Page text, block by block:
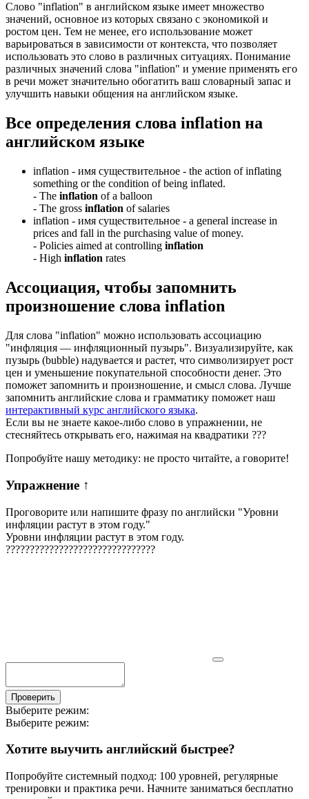
Слово "inflation" в английском языке имеет множество
значений, основное из которых связано с экономикой и
ростом цен. Тем не менее, его использование может
варьироваться в зависимости от контекста, что позволяет
использовать это слово в различных ситуациях. Понимание
различных значений слова "inflation" и умение применять его
в речи может значительно обогатить ваш словарный запас и
улучшить навыки общения на английском языке.
Все определения слова inflation на
английском языке
inflation - имя существительное - the action of inflating
something or the condition of being inflated.
- The inflation of a balloon
- The gross inflation of salaries
inflation - имя существительное - a general increase in
prices and fall in the purchasing value of money.
- Policies aimed at controlling inflation
- High inflation rates
Ассоциация, чтобы запомнить
произношение слова inflation
Для слова "inflation" можно использовать ассоциацию
"инфляция — инфляционный пузырь". Визуализируйте, как
пузырь (bubble) надувается и растет, что символизирует рост
цен и уменьшение покупательной способности денег. Это
поможет запомнить и произношение, и смысл слова. Лучше
запомнить английские слова и грамматику поможет наш
интерактивный курс английского языка.
Если вы не знаете какое-либо слово в упражнении, не
стесняйтесь открывать его, нажимая на квадратики ???
Попробуйте нашу методику: не просто читайте, а говорите!
Упражнение ↑
Проговорите или напишите фразу по английски "Уровни
инфляции растут в этом году."
Уровни инфляции растут в этом году.
???????????????????????????????
Проверить
Выберите режим:
Выберите режим:
Хотите выучить английский быстрее?
Попробуйте системный подход: 100 уровней, регулярные
тренировки и практика речи. Начните заниматься бесплатно